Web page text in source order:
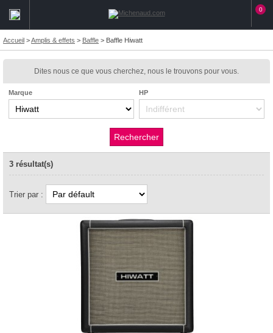
0
Accueil >Amplis & effets > Baffle > Baffle Hiwatt
Dites nous ce que vous cherchez, nous le trouvons pour vous.
Marque HP
3 résultat(s)
Trier par :